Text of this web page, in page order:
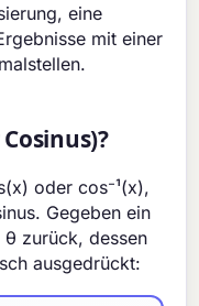
eine
mit einer
oder cos⁻¹(x),
Gegeben ein
zurück, dessen
ausgedrückt: